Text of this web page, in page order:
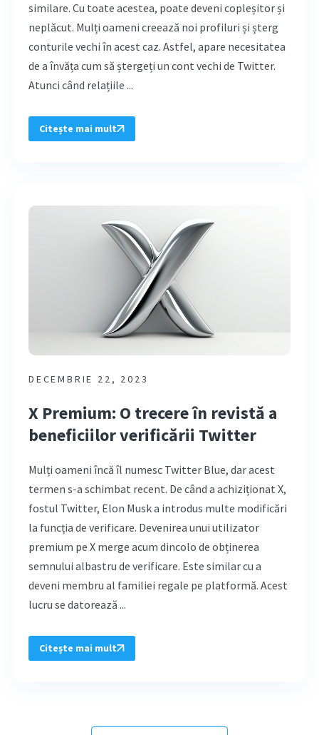
similare. Cu toate acestea, poate deveni copleșitor și
neplăcut. Mulți oameni creează noi profiluri și șterg
conturile vechi în acest caz. Astfel, apare necesitatea
de a învăța cum să ștergeți un cont vechi de Twitter.
Atunci când relațiile ...
Citește mai mult
DECEMBRIE 22, 2023
X Premium: O trecere în revistă a
beneficiilor verificării Twitter
Mulți oameni încă îl numesc Twitter Blue, dar acest
termen s-a schimbat recent. De când a achiziționat X,
fostul Twitter, Elon Musk a introdus multe modificări
la funcția de verificare. Devenirea unui utilizator
premium pe X merge acum dincolo de obținerea
semnului albastru de verificare. Este similar cu a
deveni membru al familiei regale pe platformă. Acest
lucru se datorează ...
Citește mai mult